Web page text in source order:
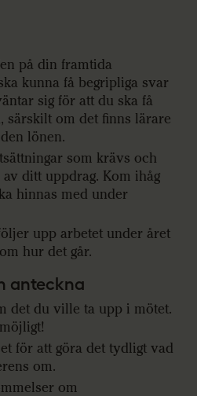
på din framtida
kunna få begripliga svar
sig för att du ska få
särskilt om det finns lärare
lönen.
som krävs och
ditt uppdrag. Kom ihåg
hinnas med under
upp arbetet under året
hur det går.
anteckna
det du ville ta upp i mötet.
för att göra det tydligt vad
om.
om